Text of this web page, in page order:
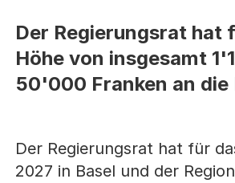
Der Regierungsrat hat
Höhe von insgesamt
50'000 Franken an
Der Regierungsrat hat für
2027 in Basel und der